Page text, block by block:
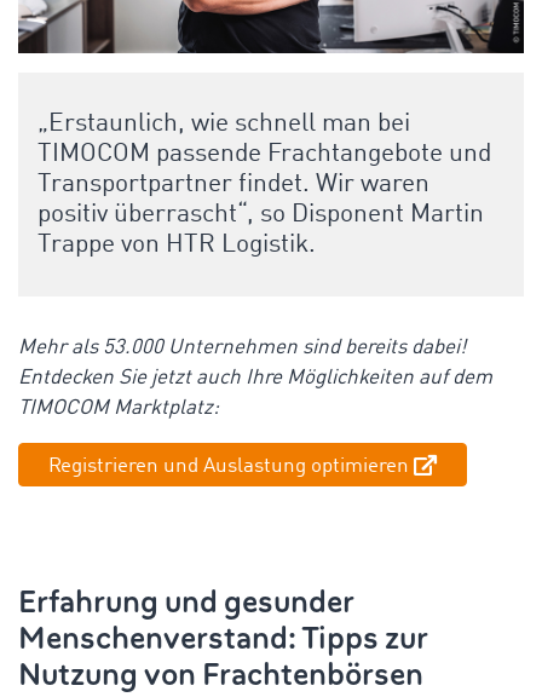
„Erstaunlich, wie schnell man bei
TIMOCOM passende Frachtangebote und
Transportpartner findet. Wir waren
positiv überrascht“, so Disponent Martin
Trappe von HTR Logistik.
Mehr als 53.000 Unternehmen sind bereits dabei!
Entdecken Sie jetzt auch Ihre Möglichkeiten auf dem
TIMOCOM Marktplatz:
Registrieren und Auslastung optimieren
Erfahrung und gesunder
Menschenverstand: Tipps zur
Nutzung von Frachtenbörsen